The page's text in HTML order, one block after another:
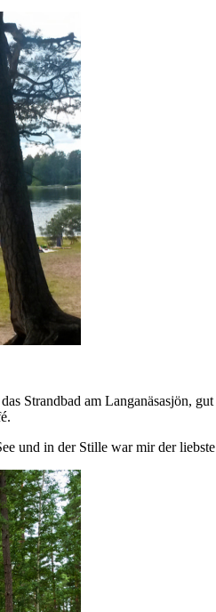
Strandbad am Langanäsasjön,
und in der Stille war mir der